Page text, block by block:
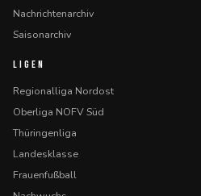
Nachrichtenarchiv
Saisonarchiv
LIGEN
Regionalliga Nordost
Oberliga NOFV Süd
Thüringenliga
Landesklasse
Frauenfußball